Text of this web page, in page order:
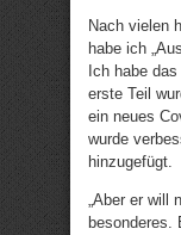
Nach vielen
habe ich
Ich habe
erste Teil
ein neues
wurde
hinzugefügt.
„Aber er will
besonderes.